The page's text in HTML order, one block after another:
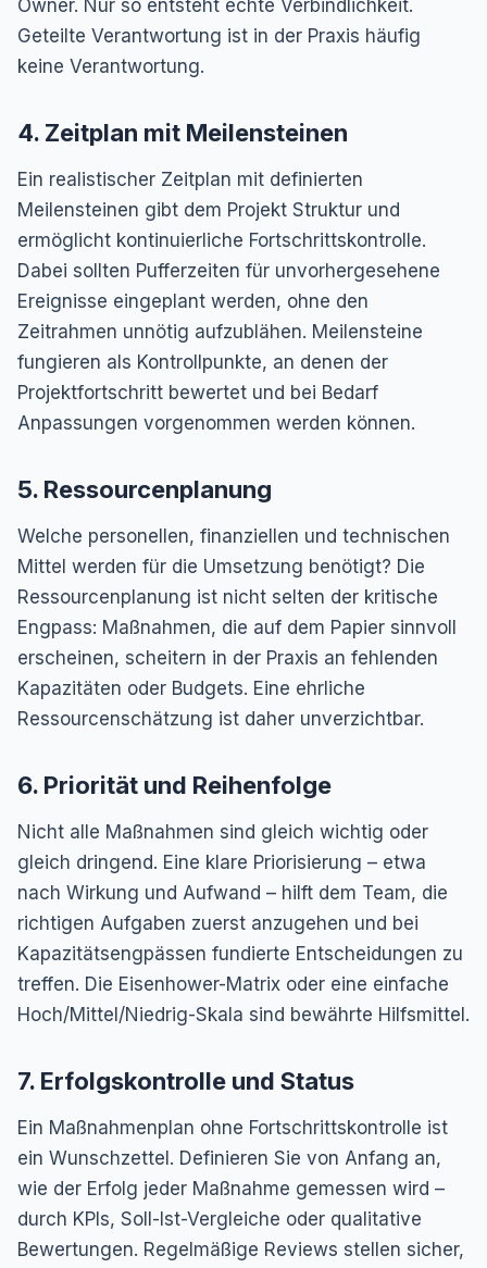
Owner. Nur so entsteht echte Verbindlichkeit.
Geteilte Verantwortung ist in der Praxis häufig
keine Verantwortung.
4. Zeitplan mit Meilensteinen
Ein realistischer Zeitplan mit definierten
Meilensteinen gibt dem Projekt Struktur und
ermöglicht kontinuierliche Fortschrittskontrolle.
Dabei sollten Pufferzeiten für unvorhergesehene
Ereignisse eingeplant werden, ohne den
Zeitrahmen unnötig aufzublähen. Meilensteine
fungieren als Kontrollpunkte, an denen der
Projektfortschritt bewertet und bei Bedarf
Anpassungen vorgenommen werden können.
5. Ressourcenplanung
Welche personellen, finanziellen und technischen
Mittel werden für die Umsetzung benötigt? Die
Ressourcenplanung ist nicht selten der kritische
Engpass: Maßnahmen, die auf dem Papier sinnvoll
erscheinen, scheitern in der Praxis an fehlenden
Kapazitäten oder Budgets. Eine ehrliche
Ressourcenschätzung ist daher unverzichtbar.
6. Priorität und Reihenfolge
Nicht alle Maßnahmen sind gleich wichtig oder
gleich dringend. Eine klare Priorisierung – etwa
nach Wirkung und Aufwand – hilft dem Team, die
richtigen Aufgaben zuerst anzugehen und bei
Kapazitätsengpässen fundierte Entscheidungen zu
treffen. Die Eisenhower-Matrix oder eine einfache
Hoch/Mittel/Niedrig-Skala sind bewährte Hilfsmittel.
7. Erfolgskontrolle und Status
Ein Maßnahmenplan ohne Fortschrittskontrolle ist
ein Wunschzettel. Definieren Sie von Anfang an,
wie der Erfolg jeder Maßnahme gemessen wird –
durch KPIs, Soll-Ist-Vergleiche oder qualitative
Bewertungen. Regelmäßige Reviews stellen sicher,